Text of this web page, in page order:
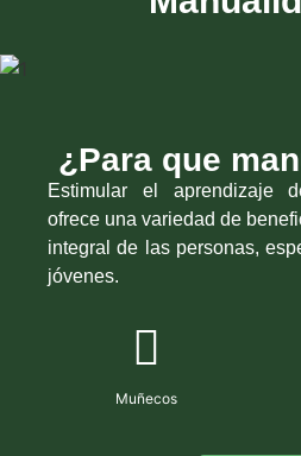
¿Para que
Estimular el aprendizaje
ofrece una variedad de
integral de las personas,
jóvenes.
Muñecos